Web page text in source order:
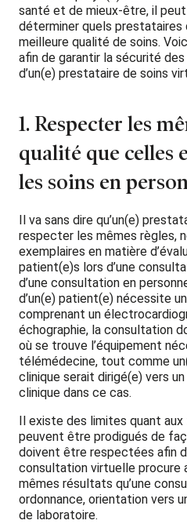
santé et de mieux-être, il
déterminer quels
meilleure qualité de soins.
afin de garantir la sécurité
d’un(e) prestataire de soins
1. Respecter les
qualité que
les soins en
Il va sans dire qu’un(e)
respecter les mêmes règles,
exemplaires en matière
patient(e)s lors d’une
d’une consultation en
d’un(e) patient(e) nécessite
comprenant un
échographie, la consultation
où se trouve l’équipement
télémédecine, tout comme
clinique serait dirigé(e) vers
clinique dans ce cas.
Il existe des limites quant
peuvent être prodigués de
doivent être respectées afin
consultation virtuelle procure
mêmes résultats qu’une
ordonnance, orientation vers
de laboratoire.